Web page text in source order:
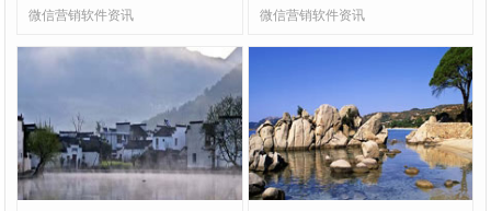
微信营销软件资讯 微信营销软件资讯